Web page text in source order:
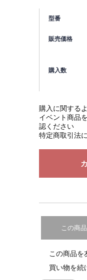
型番
販売価格
購入数
購入に関する
イベント商品
認ください
特定商取引法
この商
この商品を
買い物を続